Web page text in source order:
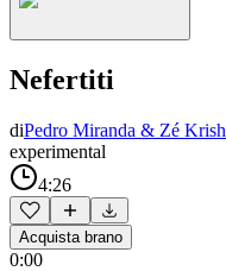
Nefertiti
diPedro Miranda & Zé
experimental
4:26
Acquista brano
0:00